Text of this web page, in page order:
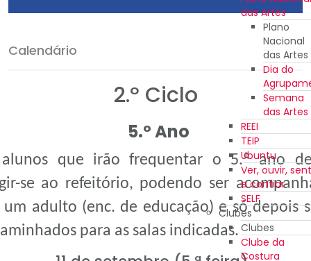
das Artes
Plano
Nacional
das Artes
Dia do
Semana
das Artes
REEI
TEIP
Ubuntu
Ver, ouvir,
e confiar
SELF
Clubes
Clubes
Clube da
Costura
Calendário
2.º Ciclo
5.º Ano
que irão frequentar o 5.º ano
se ao refeitório, podendo ser
adulto (enc. de educação) e só depois
para as salas indicadas.